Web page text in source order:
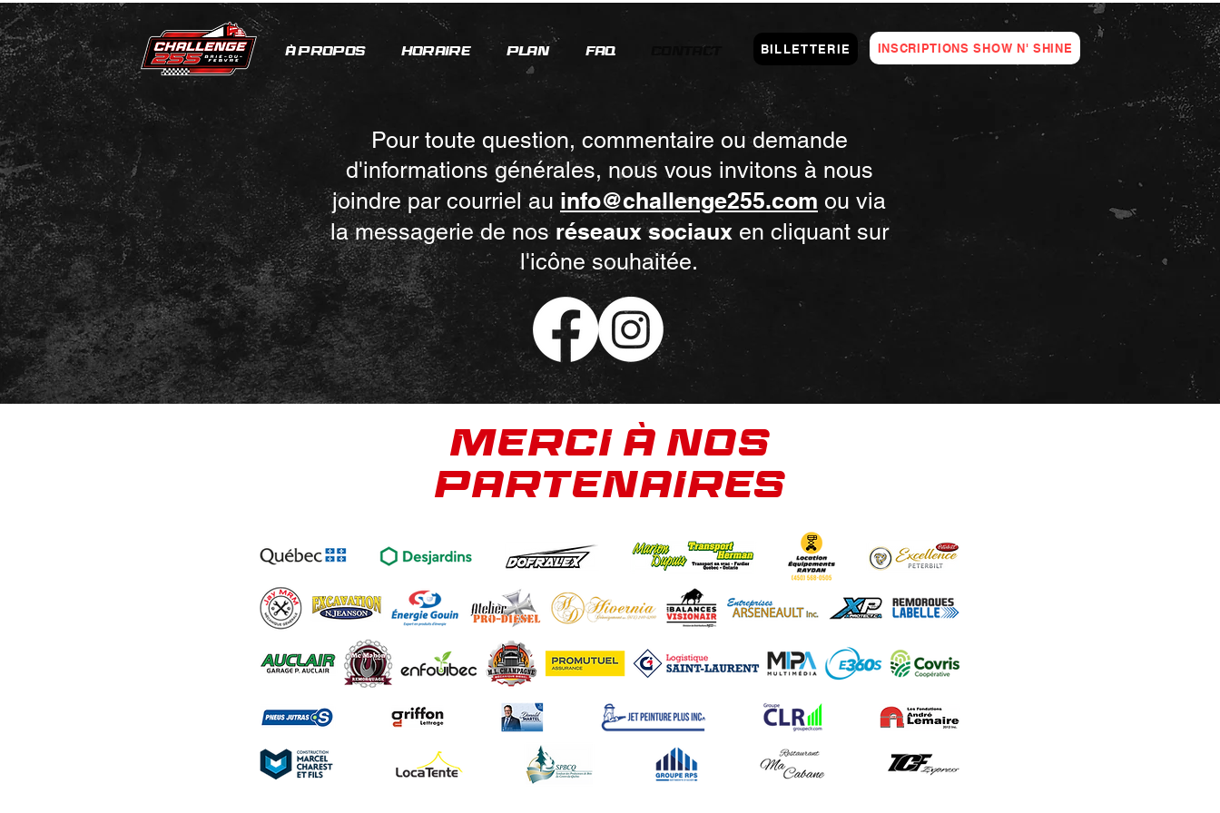
À PROPOS HORAIRE PLAN FAQ BILLETTERIE INSCRIPTIONS SHOW N' SHINE
Pour toute question, commentaire ou demande
d'informations générales, nous vous invitons à nous
joindre par courriel auinfo@challenge255.com ou via
la messagerie de nos réseaux sociauxen cliquant sur
l'icône souhaitée.
MERCI À NOS
PARTENAIRES